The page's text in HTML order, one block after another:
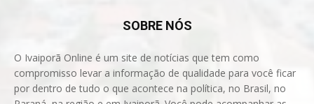
SOBRE NÓS
O Ivaiporã Online é um site de notícias que tem como
compromisso levar a informação de qualidade para você ficar
por dentro de tudo o que acontece na política, no Brasil, no